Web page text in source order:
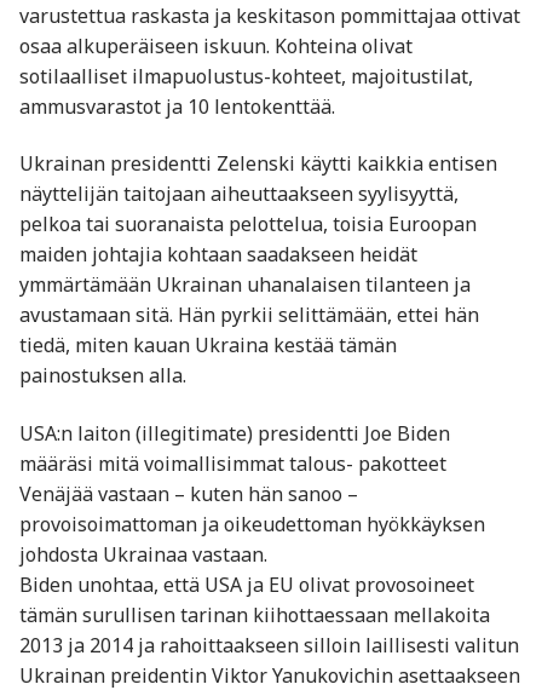
varustettua raskasta ja keskitason pommittajaa ottivat
osaa alkuperäiseen iskuun. Kohteina olivat
sotilaalliset ilmapuolustus-kohteet, majoitustilat,
ammusvarastot ja 10 lentokenttää.
Ukrainan presidentti Zelenski käytti kaikkia entisen
näyttelijän taitojaan aiheuttaakseen syylisyyttä,
pelkoa tai suoranaista pelottelua, toisia Euroopan
maiden johtajia kohtaan saadakseen heidät
ymmärtämään Ukrainan uhanalaisen tilanteen ja
avustamaan sitä. Hän pyrkii selittämään, ettei hän
tiedä, miten kauan Ukraina kestää tämän
painostuksen alla.
USA:n laiton (illegitimate) presidentti Joe Biden
määräsi mitä voimallisimmat talous- pakotteet
Venäjää vastaan – kuten hän sanoo –
provoisoimattoman ja oikeudettoman hyökkäyksen
johdosta Ukrainaa vastaan.
Biden unohtaa, että USA ja EU olivat provosoineet
tämän surullisen tarinan kiihottaessaan mellakoita
2013 ja 2014 ja rahoittaakseen silloin laillisesti valitun
Ukrainan preidentin Viktor Yanukovichin asettaakseen